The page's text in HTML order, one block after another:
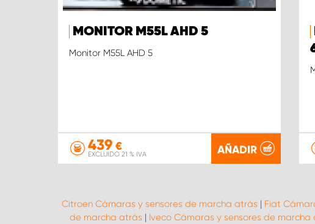
MONITOR M55L AHD 5
Monitor M55L AHD 5
439 €
EXCLUIDO 21 % IVA AÑADIR
Citroen Cámaras y sensores de marcha atrás | Fiat
de marcha atrás | Iveco Cámaras y sensores de marcha